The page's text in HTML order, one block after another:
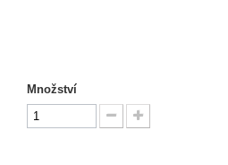
Množství